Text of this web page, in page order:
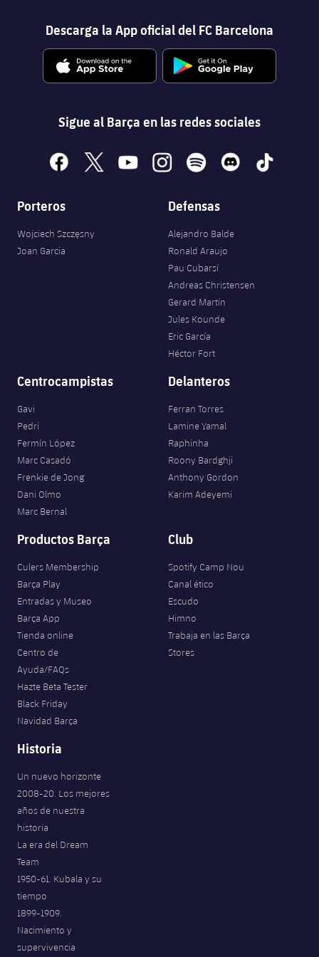
Descarga la App oficial del FC Barcelona
Sigue al Barça en las redes sociales
facebook
x youtubeinstagramspotify discord tiktok
Porteros
Wojciech Szczęsny
Joan Garcia
Defensas
Alejandro Balde
Ronald Araujo
Pau Cubarsí
Andreas Christensen
Gerard Martín
Jules Kounde
Eric García
Héctor Fort
Centrocampistas
Gavi
Pedri
Fermín López
Marc Casadó
Frenkie de Jong
Dani Olmo
Marc Bernal
Delanteros
Ferran Torres
Lamine Yamal
Raphinha
Roony Bardghji
Anthony Gordon
Karim Adeyemi
Productos Barça
Culers Membership
Barça Play
Entradas y Museo
Barça App
Tienda online
Centro de
Ayuda/FAQs
Hazte Beta Tester
Black Friday
Navidad Barça
Club
Spotify Camp Nou
Canal ético
Escudo
Himno
Trabaja en las Barça
Stores
Historia
Un nuevo horizonte
2008-20. Los mejores
años de nuestra
historia
La era del Dream
Team
1950-61. Kubala y su
tiempo
1899-1909.
Nacimiento y
supervivencia